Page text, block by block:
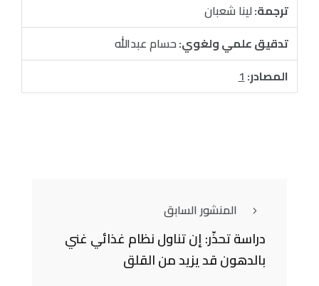
ترجمة:لينا شعبان
تدقيق علمي ولغوي:حسام عبدالله
المصادر:1
المنشور السابق
دراسة تحذّر: إن تناول نظام غذائي غني
بالدهون قد يزيد من القلق